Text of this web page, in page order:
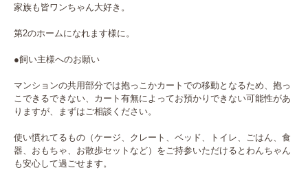
家族も皆ワンちゃん大好き。
第2のホームになれます様に。
●飼い主様へのお願い
マンションの共用部分では抱っこかカートでの移動となるため、抱っ
こできるできない、カート有無によってお預かりできない可能性があ
りますが、まずはご相談ください。
使い慣れてるもの（ケージ、クレート、ベッド、トイレ、ごはん、食
器、おもちゃ、お散歩セットなど）をご持参いただけるとわんちゃん
も安心して過ごせます。